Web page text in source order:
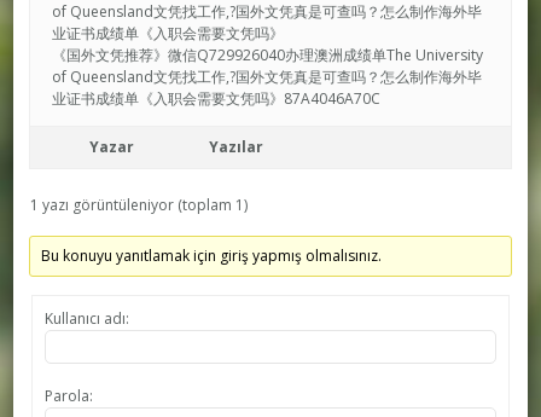
of Queensland文凭找工作,?国外文凭真是可查吗？怎么制作海外毕
业证书成绩单《入职会需要文凭吗》
《国外文凭推荐》微信Q729926040办理澳洲成绩单The University
of Queensland文凭找工作,?国外文凭真是可查吗？怎么制作海外毕
业证书成绩单《入职会需要文凭吗》87A4046A70C
Yazar Yazılar
1 yazı görüntüleniyor (toplam 1)
Bu konuyu yanıtlamak için giriş yapmış olmalısınız.
Kullanıcı adı:
Parola: